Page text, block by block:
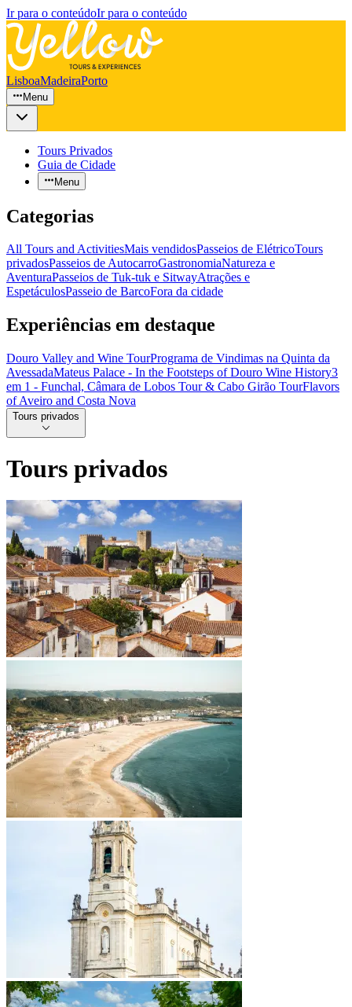
Ir para o conteúdoIr para o conteúdo
LisboaMadeiraPorto
Menu
Tours Privados
Guia de Cidade
Menu
Categorias
All Tours and ActivitiesMais vendidosPasseios de ElétricoTours
privadosPasseios de AutocarroGastronomiaNatureza e
AventuraPasseios de Tuk-tuk e SitwayAtrações e
EspetáculosPasseio de BarcoFora da cidade
Experiências em destaque
Douro Valley and Wine TourPrograma de Vindimas na Quinta da
AvessadaMateus Palace - In the Footsteps of Douro Wine History3
em 1 - Funchal, Câmara de Lobos Tour & Cabo Girão TourFlavors
of Aveiro and Costa Nova
Tours privados
Tours privados